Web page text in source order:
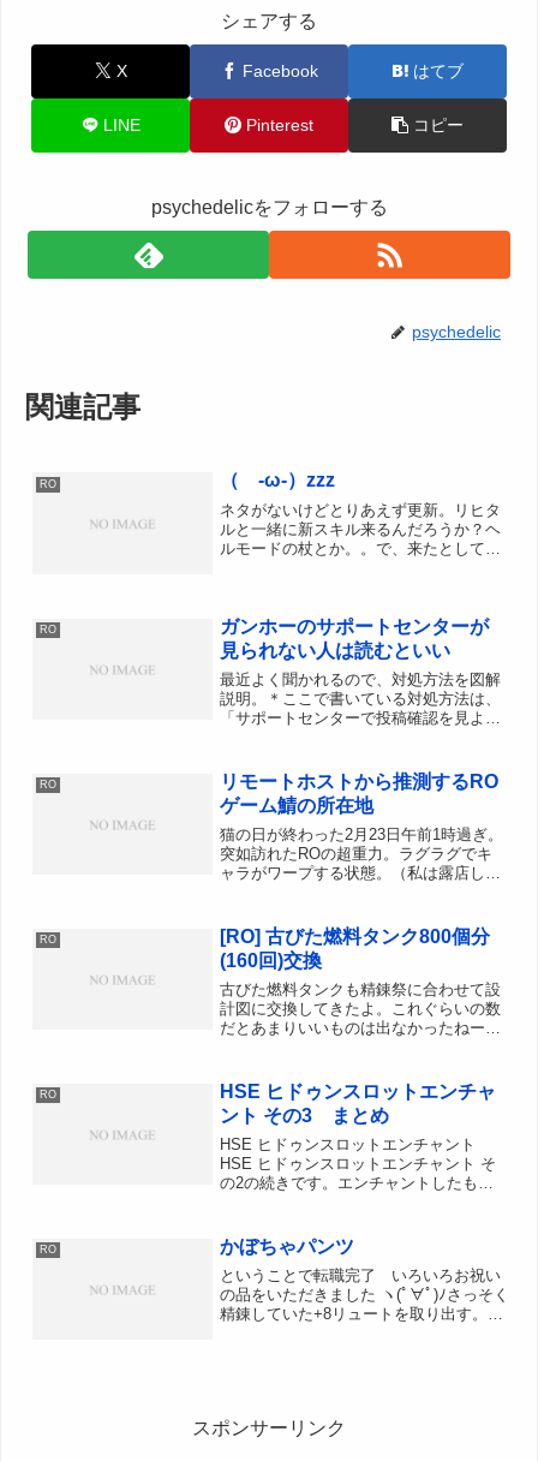
シェアする
X Facebook はてブ
LINE Pinterest コピー
psychedelicをフォローする
psychedelic
関連記事
RO （ -ω-）zzz
ネタがないけどとりあえず更新。リヒタ
ルと一緒に新スキル来るんだろうか？ヘ
ルモードの杖とか。。で、来たとしてス
置中。間違って押しそうで...
RO
ガンホーのサポートセンターが
見られない人は読むといい
最近よく聞かれるので、対処方法を図解
説明。＊ここで書いている対処方法は、
「サポートセンターで投稿確認を見よう
い！」という現象に対しての対処方法な
ので、単純にサポートセンター...
RO
リモートホストから推測するRO
ゲーム鯖の所在地
猫の日が終わった2月23日午前1時過ぎ。
突如訪れたROの超重力。ラグラグでキ
ャラがワープする状態。（私は露店して
ったら全ワールド重いようで、これはデ
ータセンターが怪しい...
RO
[RO] 古びた燃料タンク800個分
(160回)交換
古びた燃料タンクも精錬祭に合わせて設
計図に交換してきたよ。これぐらいの数
だとあまりいいものは出なかったねー。
2個A-Avoidの設計図7個A-Defの...
RO
HSE ヒドゥンスロットエンチャ
ント その3 まとめ
HSE ヒドゥンスロットエンチャント
HSE ヒドゥンスロットエンチャント そ
の2の続きです。エンチャントしたもの
話。今回はそれのまとめです。
RO かぼちゃパンツ
ということで転職完了 いろいろお祝い
の品をいただきました ヽ(ﾟ∀ﾟ)ﾉさっそく
精錬していた+8リュートを取り出す。つ
スポンサーリンク